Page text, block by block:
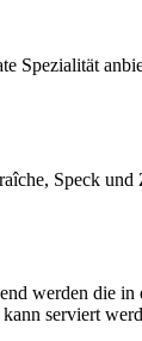
Spezialität
Speck
werden die
serviert